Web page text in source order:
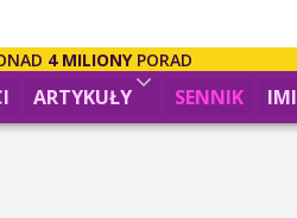
4 MILIONYPORAD
ARTYKUŁY SENNIK